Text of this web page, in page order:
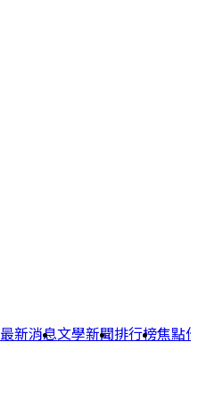
最新消息文學新聞排行榜焦點